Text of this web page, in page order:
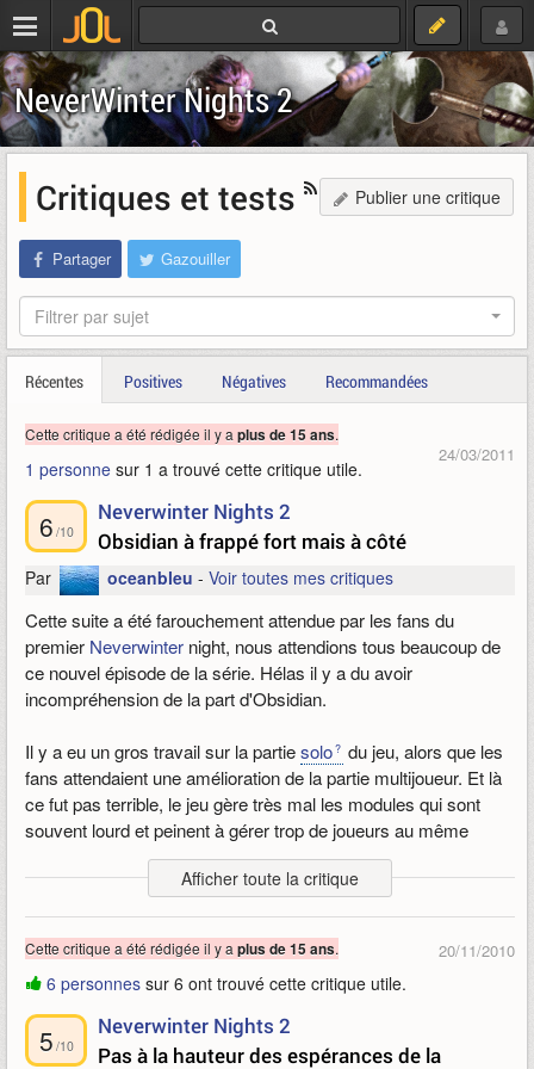
NeverWinter Nights 2
Publier une critique
Critiques et tests
Partager Gazouiller
Filtrer par sujet
Récentes Positives Négatives Recommandées
24/03/2011
Cette critique a été rédigée il y a plus de 15 ans.
1 personne sur 1 a trouvé cette critique utile.
6 /10
Neverwinter Nights 2
Obsidian à frappé fort mais à côté
Par oceanbleu -Voir toutes mes critiques
Cette suite a été farouchement attendue par les fans du
premier Neverwinter night, nous attendions tous beaucoup de
ce nouvel épisode de la série. Hélas il y a du avoir
incompréhension de la part d'Obsidian.
Il y a eu un gros travail sur la partiesolo
du jeu, alors que les
fans attendaient une amélioration de la partie multijoueur. Et là
ce fut pas terrible, le jeu gère très mal les modules qui sont
souvent lourd et peinent à gérer trop de joueurs au même
endroit, et je ne parle même pas des animations qui mettent les
serveur sur les genoux. Et les chargements très lent à chaque
complexe, même avec des machine performante.
Du coup le multijoueur c'est faisable, jouable, mais pas du tout
optimisé gâchant en partie le plaisir de jeu.
La quête solo est assez épique et prenante avec ses
Afficher toute la critique
20/11/2010
Cette critique a été rédigée il y a plus de 15 ans.
6 personnes sur 6 ont trouvé cette critique utile.
5 /10
Neverwinter Nights 2
Pas à la hauteur des espérances de la